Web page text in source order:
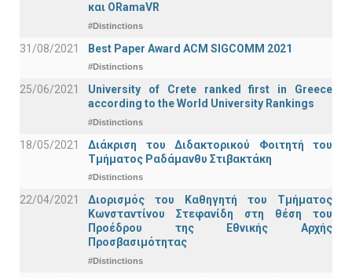
και ORamaVR
#Distinctions
31/08/2021 Best Paper Award ACM SIGCOMM 2021
#Distinctions
25/06/2021
University of Crete ranked first in Greece
according to the World University Rankings
#Distinctions
18/05/2021
Διάκριση του Διδακτορικού Φοιτητή του
Τμήματος Ραδάμανθυ Στιβακτάκη
#Distinctions
22/04/2021
Διορισμός του Καθηγητή του Τμήματος
Κωνσταντίνου Στεφανίδη στη θέση του
Προέδρου της Εθνικής Αρχής
Προσβασιμότητας
#Distinctions